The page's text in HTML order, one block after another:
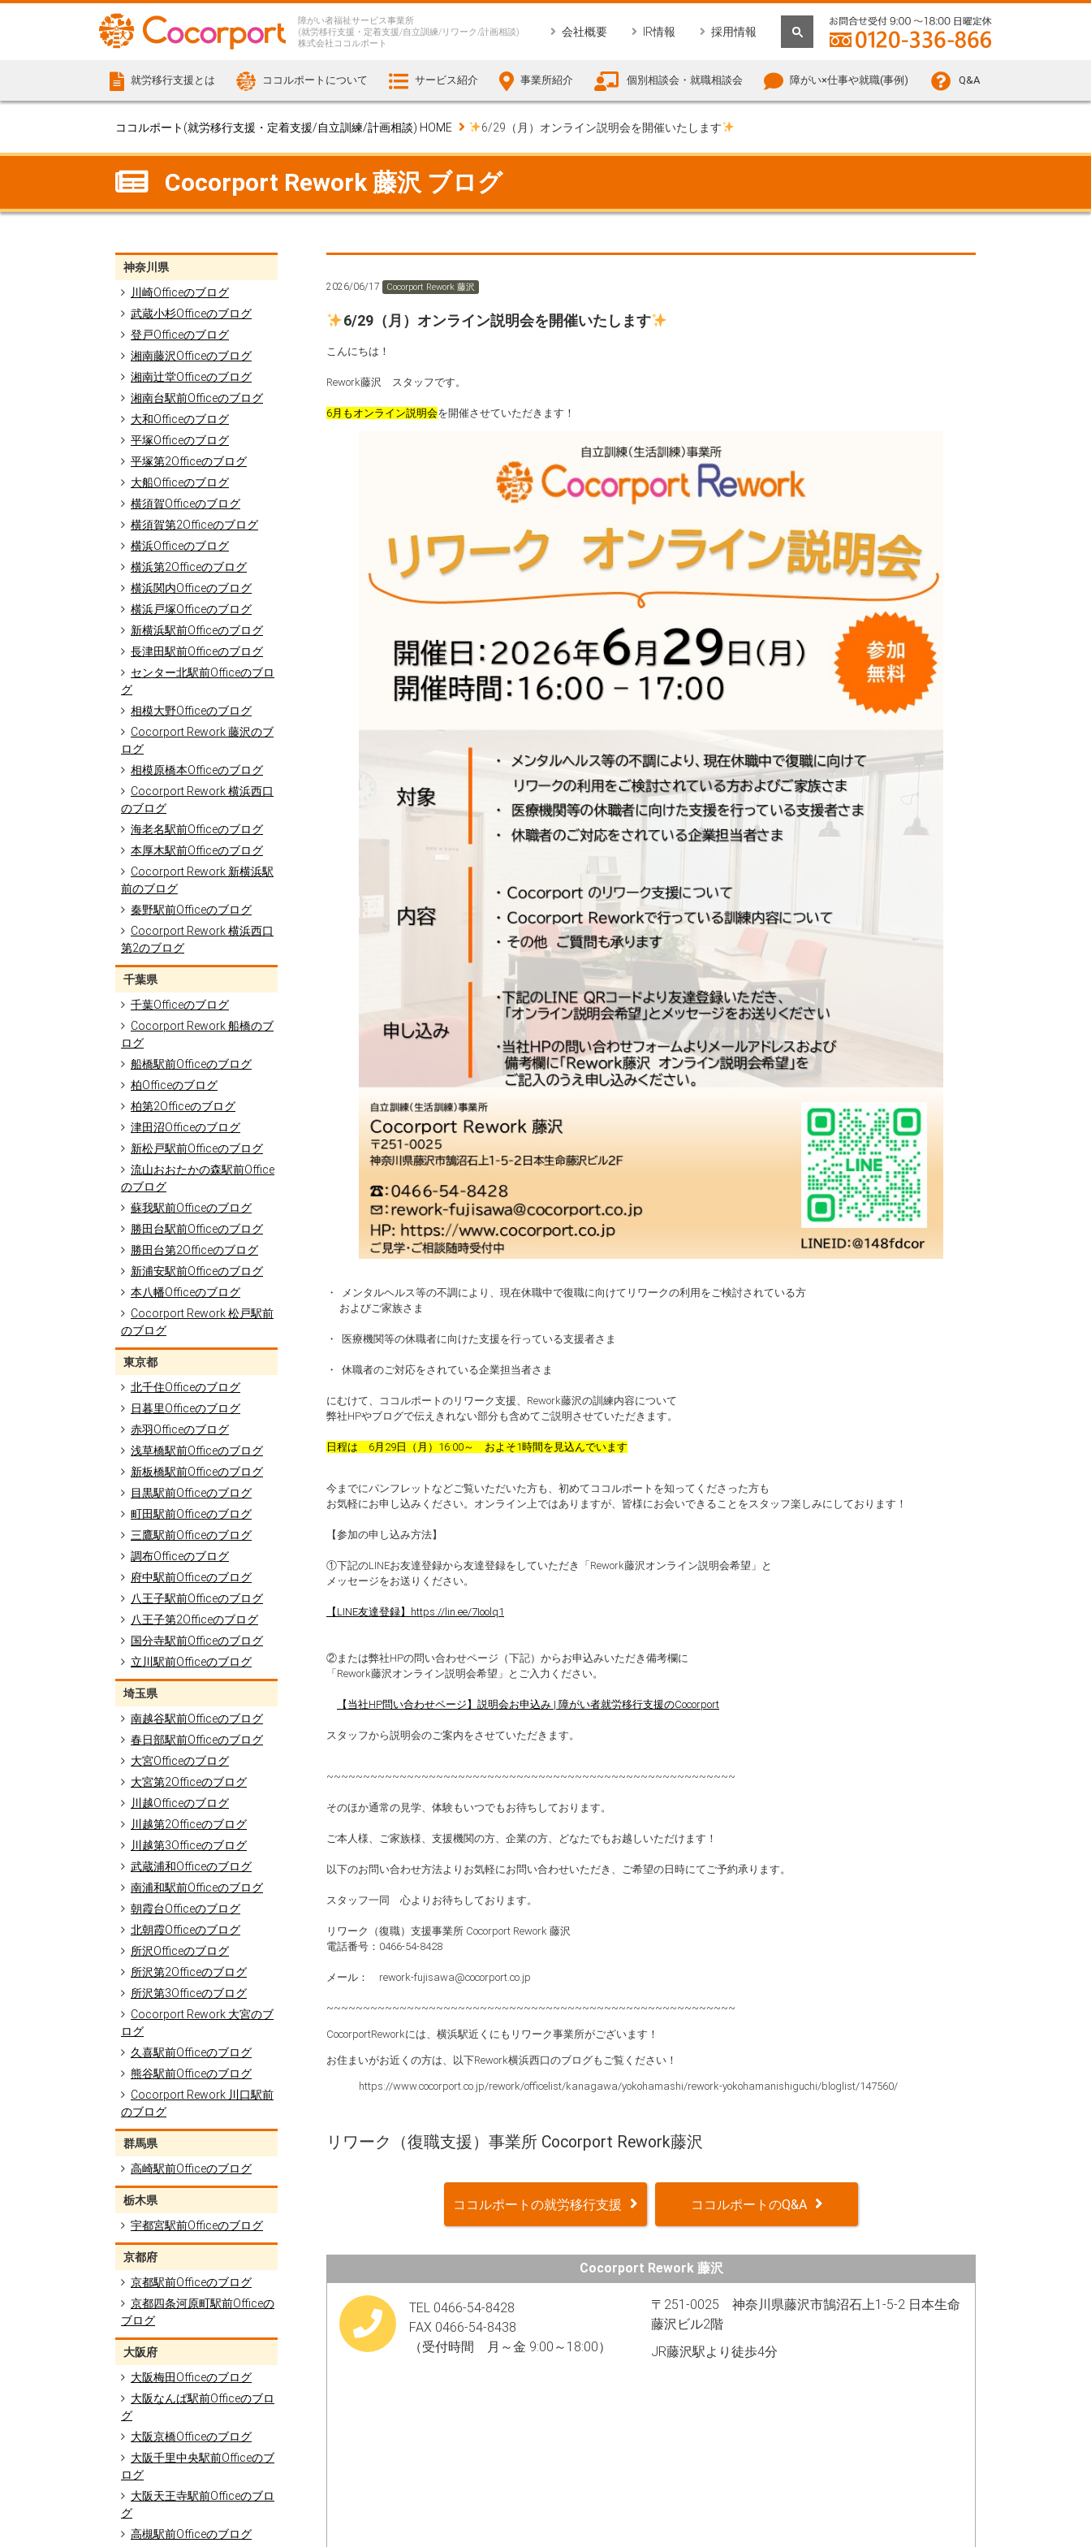
障がい者福祉サービス事業所
(就労移行支援・定着支援/自立訓練/リワーク/計画相談)
株式会社ココルポート
会社概要 IR情報 採用情報
就労移行支援とは ココルポートについて サービス紹介 事業所紹介 個別相談会・就職相談会 障がい×仕事や就職(事例) Q&A
ココルポート(就労移行支援・定着支援/自立訓練/計画相談) HOME 6/29（月）オンライン説明会を開催いたします
Cocorport Rework 藤沢 ブログ
神奈川県
川崎Officeのブログ
武蔵小杉Officeのブログ
登戸Officeのブログ
湘南藤沢Officeのブログ
湘南辻堂Officeのブログ
湘南台駅前Officeのブログ
大和Officeのブログ
平塚Officeのブログ
平塚第2Officeのブログ
大船Officeのブログ
横須賀Officeのブログ
横須賀第2Officeのブログ
横浜Officeのブログ
横浜第2Officeのブログ
横浜関内Officeのブログ
横浜戸塚Officeのブログ
新横浜駅前Officeのブログ
長津田駅前Officeのブログ
センター北駅前Officeのブロ
グ
相模大野Officeのブログ
Cocorport Rework 藤沢のブ
ログ
相模原橋本Officeのブログ
Cocorport Rework 横浜西口
のブログ
海老名駅前Officeのブログ
本厚木駅前Officeのブログ
Cocorport Rework 新横浜駅
前のブログ
秦野駅前Officeのブログ
Cocorport Rework 横浜西口
第2のブログ
千葉県
千葉Officeのブログ
Cocorport Rework 船橋のブ
ログ
船橋駅前Officeのブログ
柏Officeのブログ
柏第2Officeのブログ
津田沼Officeのブログ
新松戸駅前Officeのブログ
流山おおたかの森駅前Office
のブログ
蘇我駅前Officeのブログ
勝田台駅前Officeのブログ
勝田台第2Officeのブログ
新浦安駅前Officeのブログ
本八幡Officeのブログ
Cocorport Rework 松戸駅前
のブログ
東京都
北千住Officeのブログ
日暮里Officeのブログ
赤羽Officeのブログ
浅草橋駅前Officeのブログ
新板橋駅前Officeのブログ
目黒駅前Officeのブログ
町田駅前Officeのブログ
三鷹駅前Officeのブログ
調布Officeのブログ
府中駅前Officeのブログ
八王子駅前Officeのブログ
八王子第2Officeのブログ
国分寺駅前Officeのブログ
立川駅前Officeのブログ
埼玉県
南越谷駅前Officeのブログ
春日部駅前Officeのブログ
大宮Officeのブログ
大宮第2Officeのブログ
川越Officeのブログ
川越第2Officeのブログ
川越第3Officeのブログ
武蔵浦和Officeのブログ
南浦和駅前Officeのブログ
朝霞台Officeのブログ
北朝霞Officeのブログ
所沢Officeのブログ
所沢第2Officeのブログ
所沢第3Officeのブログ
Cocorport Rework 大宮のブ
ログ
久喜駅前Officeのブログ
熊谷駅前Officeのブログ
Cocorport Rework 川口駅前
のブログ
群馬県
高崎駅前Officeのブログ
栃木県
宇都宮駅前Officeのブログ
京都府
京都駅前Officeのブログ
京都四条河原町駅前Officeの
ブログ
大阪府
大阪梅田Officeのブログ
大阪なんば駅前Officeのブロ
グ
大阪京橋Officeのブログ
大阪千里中央駅前Officeのブ
ログ
大阪天王寺駅前Officeのブロ
グ
高槻駅前Officeのブログ
2026/06/17 Cocorport Rework 藤沢
6/29（月）オンライン説明会を開催いたします
こんにちは！
Rework藤沢 スタッフです。
6月もオンライン説明会を開催させていただきます！
・ メンタルヘルス等の不調により、現在休職中で復職に向けてリワークの利用をご検討されている方
およびご家族さま
・ 医療機関等の休職者に向けた支援を行っている支援者さま
・ 休職者のご対応をされている企業担当者さま
にむけて、ココルポートのリワーク支援、Rework藤沢の訓練内容について
弊社HPやブログで伝えきれない部分も含めてご説明させていただきます。
日程は 6月29日（月）16:00～ およそ1時間を見込んでいます
今までにパンフレットなどご覧いただいた方も、初めてココルポートを知ってくださった方も
お気軽にお申し込みください。オンライン上ではありますが、皆様にお会いできることをスタッフ楽しみにしております！
【参加の申し込み方法】
①下記のLINEお友達登録から友達登録をしていただき「Rework藤沢オンライン説明会希望」と
メッセージをお送りください。
【LINE友達登録】https://lin.ee/7Ioolq1
②または弊社HPの問い合わせページ（下記）からお申込みいただき備考欄に
「Rework藤沢オンライン説明会希望」とご入力ください。
【当社HP問い合わせページ】説明会お申込み | 障がい者就労移行支援のCocorport
スタッフから説明会のご案内をさせていただきます。
~~~~~~~~~~~~~~~~~~~~~~~~~~~~~~~~~~~~~~~~~~~~~~~~~~~~~~~~
そのほか通常の見学、体験もいつでもお待ちしております。
ご本人様、ご家族様、支援機関の方、企業の方、どなたでもお越しいただけます！
以下のお問い合わせ方法よりお気軽にお問い合わせいただき、ご希望の日時にてご予約承ります。
スタッフ一同 心よりお待ちしております。
リワーク（復職）支援事業所 Cocorport Rework 藤沢
電話番号：0466-54-8428
メール： rework-fujisawa@cocorport.co.jp
~~~~~~~~~~~~~~~~~~~~~~~~~~~~~~~~~~~~~~~~~~~~~~~~~~~~~~~~
CocorportReworkには、横浜駅近くにもリワーク事業所がございます！
お住まいがお近くの方は、以下Rework横浜西口のブログもご覧ください！
https://www.cocorport.co.jp/rework/officelist/kanagawa/yokohamashi/rework-yokohamanishiguchi/bloglist/147560/
リワーク（復職支援）事業所 Cocorport Rework藤沢
ココルポートの就労移行支援 ココルポートのQ&A
Cocorport Rework 藤沢
TEL 0466-54-8428
FAX 0466-54-8438
（受付時間 月～金 9:00～18:00）
〒251-0025 神奈川県藤沢市鵠沼石上1-5-2 日本生命
藤沢ビル2階
JR藤沢駅より徒歩4分